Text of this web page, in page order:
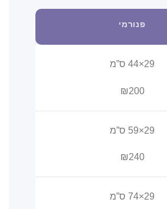
פנורמי
29×44 ס”מ
₪200
29×59 ס”מ
₪240
29×74 ס”מ